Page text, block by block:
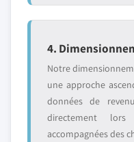
4.
Notre
une approche
données de
directement
accompagnées des